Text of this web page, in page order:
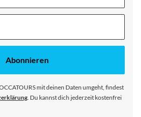
Abonnieren
mit deinen Daten umgeht, findest
. Du kannst dich jederzeit kostenfrei